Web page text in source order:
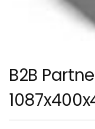
B2B